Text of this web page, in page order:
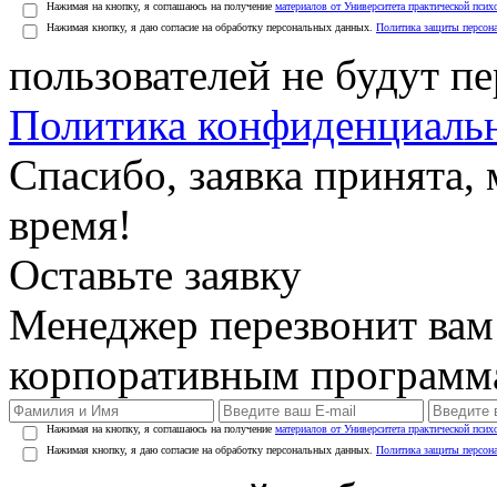
Нажимая на кнопку, я соглашаюсь на получение материалов от Университета практической
Нажимая кнопку, я даю согласие на обработку персональных данных. Политика защиты
пользователей не будут
Политика
Спасибо, заявка
время!
Оставьте заявку
Менеджер перезвонит
корпоративным
Нажимая на кнопку, я соглашаюсь на получение материалов от Университета практической
Нажимая кнопку, я даю согласие на обработку персональных данных. Политика защиты